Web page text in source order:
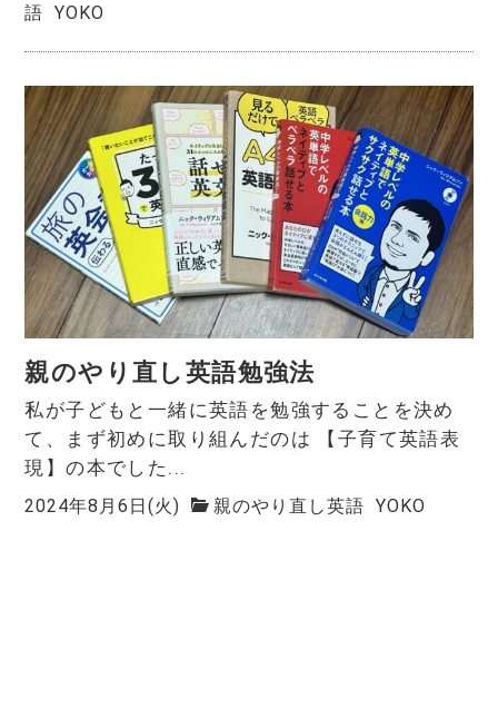
語
YOKO
親のやり直し英語勉強法
私が子どもと一緒に英語を勉強することを決め
て、まず初めに取り組んだのは 【子育て英語表
現】の本でした...
2024年8月6日(火) 親のやり直し英語 YOKO